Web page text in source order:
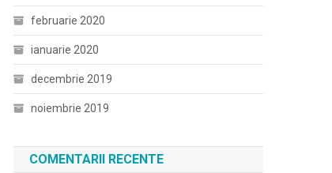
februarie 2020
ianuarie 2020
decembrie 2019
noiembrie 2019
COMENTARII RECENTE